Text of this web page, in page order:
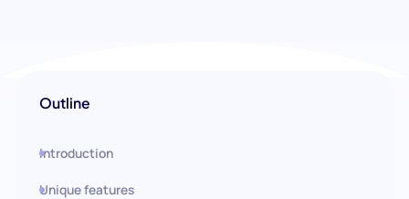
Outline
Introduction
Unique features